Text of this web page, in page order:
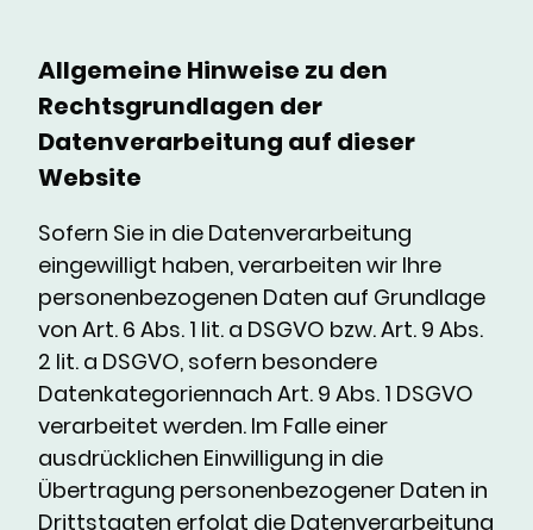
Allgemeine Hinweise zu den
Rechtsgrundlagen der
Datenverarbeitung auf dieser
Website
Sofern Sie in die Datenverarbeitung
eingewilligt haben, verarbeiten wir Ihre
personenbezogenen Daten auf Grundlage
von Art. 6 Abs. 1 lit. a DSGVO bzw. Art. 9 Abs.
2 lit. a DSGVO, sofern besondere
Datenkategoriennach Art. 9 Abs. 1 DSGVO
verarbeitet werden. Im Falle einer
ausdrücklichen Einwilligung in die
Übertragung personenbezogener Daten in
Drittstaaten erfolgt die Datenverarbeitung